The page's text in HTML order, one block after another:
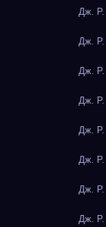
Дж. Р.
Дж. Р.
Дж. Р.
Дж. Р.
Дж. Р.
Дж. Р.
Дж. Р.
Дж. Р.